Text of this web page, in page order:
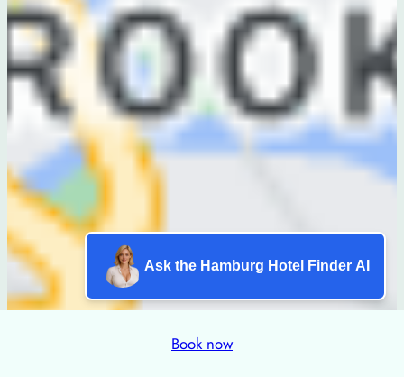
Book now
Ask the Hamburg Hotel Finder AI